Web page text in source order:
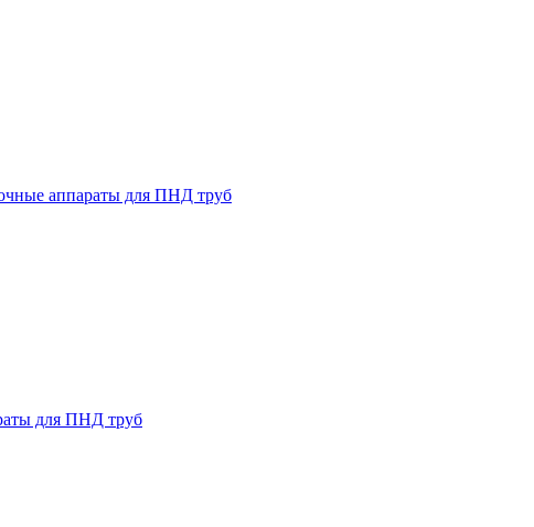
аппараты для ПНД труб
для ПНД труб